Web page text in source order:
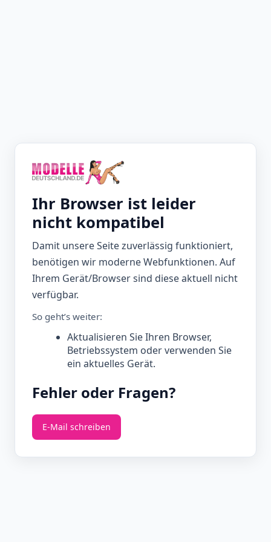
Ihr Browser ist leider
nicht kompatibel
Damit unsere Seite zuverlässig funktioniert,
benötigen wir moderne Webfunktionen. Auf
Ihrem Gerät/Browser sind diese aktuell nicht
verfügbar.
So geht’s weiter:
Aktualisieren Sie Ihren Browser,
Betriebssystem oder verwenden Sie
ein aktuelles Gerät.
Fehler oder Fragen?
E‑Mail schreiben